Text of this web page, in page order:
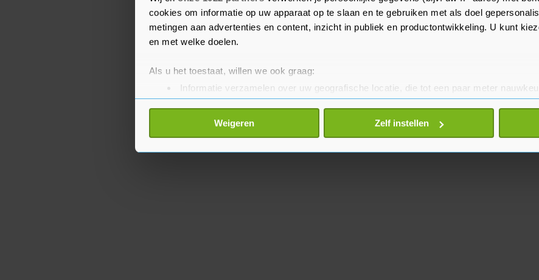
cookies om informatie op uw apparaat op te slaan en te gebruiken met als doel
metingen aan advertenties en content, inzicht in publiek en productontwikkeling. U kunt
en met welke doelen.
Als u het toestaat, willen we ook graag:
Informatie verzamelen over uw geografische locatie, die tot een paar meter
Uw apparaat identificeren door het actief te scannen op specifieke eigenschappen
Lees meer over hoe uw persoonlijke gegevens worden verwerkt en stel uw voorkeuren in
toestemming op elk moment wijzigen of intrekken in de Cookieverklaring.
Weigeren Zelf instellen
hulpverleners ruimte te geven.